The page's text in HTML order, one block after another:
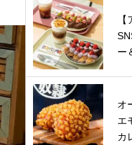
ー
オ
エ
カ